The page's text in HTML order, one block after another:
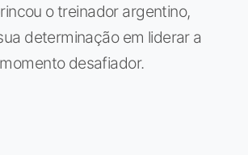
o treinador argentino,
determinação em liderar a
desafiador.